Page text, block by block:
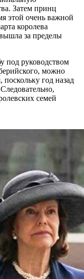
Затем принц
этой очень важной
королева
за пределы
под руководством
можно
год назад
семей